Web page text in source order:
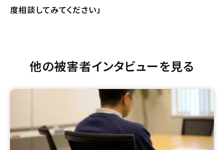
度相談してみてください」
他の被害者インタビューを見る